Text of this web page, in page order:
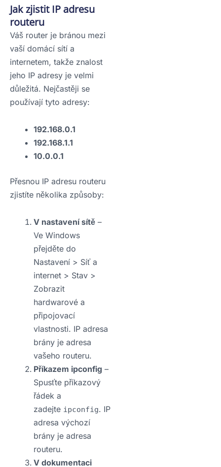
Jak zjistit IP adresu
routeru
Váš router je bránou mezi
vaší domácí sítí a
internetem, takže znalost
jeho IP adresy je velmi
důležitá. Nejčastěji se
používají tyto adresy:
192.168.0.1
192.168.1.1
10.0.0.1
Přesnou IP adresu routeru
zjistíte několika způsoby:
V nastavení sítě –
Ve Windows
přejděte do
Nastavení > Síť a
internet > Stav >
Zobrazit
hardwarové a
připojovací
vlastnosti. IP adresa
brány je adresa
vašeho routeru.
Příkazem ipconfig –
Spusťte příkazový
řádek a
zadejte ipconfig. IP
adresa výchozí
brány je adresa
routeru.
V dokumentaci